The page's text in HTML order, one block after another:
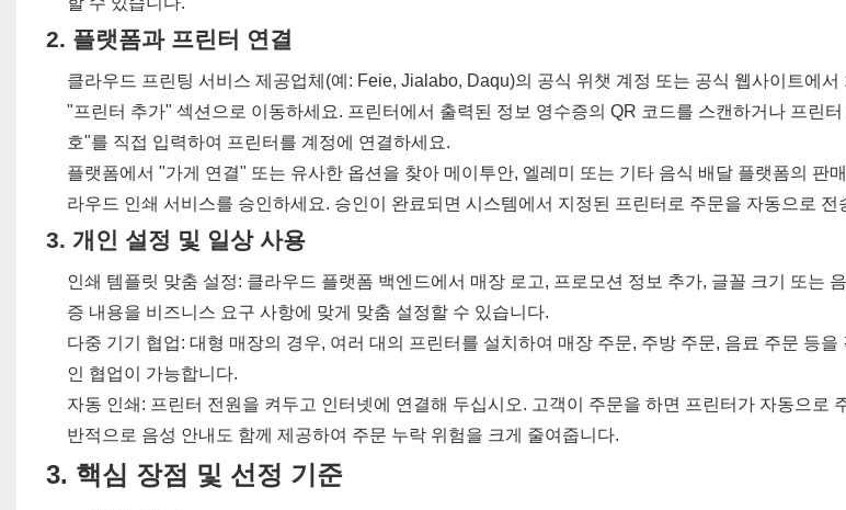
2. 플랫폼과 프린터 연결
클라우드 프린팅 서비스 제공업체(예: Feie, Jialabo, Daqu)의 공식 위챗 계정 또는 공식 웹사이트에
"프린터 추가" 섹션으로 이동하세요. 프린터에서 출력된 정보 영수증의 QR 코드를 스캔하거나 프린
호"를 직접 입력하여 프린터를 계정에 연결하세요.
플랫폼에서 "가게 연결" 또는 유사한 옵션을 찾아 메이투안, 엘레미 또는 기타 음식 배달 플랫폼의 판
라우드 인쇄 서비스를 승인하세요. 승인이 완료되면 시스템에서 지정된 프린터로 주문을 자동으로 전
3. 개인 설정 및 일상 사용
인쇄 템플릿 맞춤 설정: 클라우드 플랫폼 백엔드에서 매장 로고, 프로모션 정보 추가, 글꼴 크기 또는
증 내용을 비즈니스 요구 사항에 맞게 맞춤 설정할 수 있습니다.
다중 기기 협업: 대형 매장의 경우, 여러 대의 프린터를 설치하여 매장 주문, 주방 주문, 음료 주문 등을
인 협업이 가능합니다.
자동 인쇄: 프린터 전원을 켜두고 인터넷에 연결해 두십시오. 고객이 주문을 하면 프린터가 자동으로
반적으로 음성 안내도 함께 제공하여 주문 누락 위험을 크게 줄여줍니다.
3. 핵심 장점 및 선정 기준